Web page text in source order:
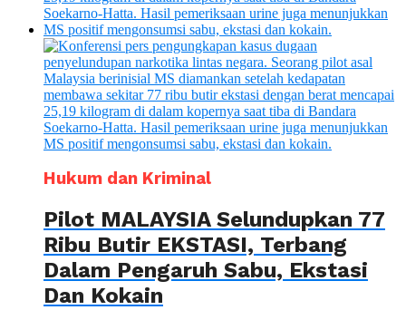
Hukum dan Kriminal
Pilot MALAYSIA Selundupkan 77
Ribu Butir EKSTASI, Terbang
Dalam Pengaruh Sabu, Ekstasi
Dan Kokain